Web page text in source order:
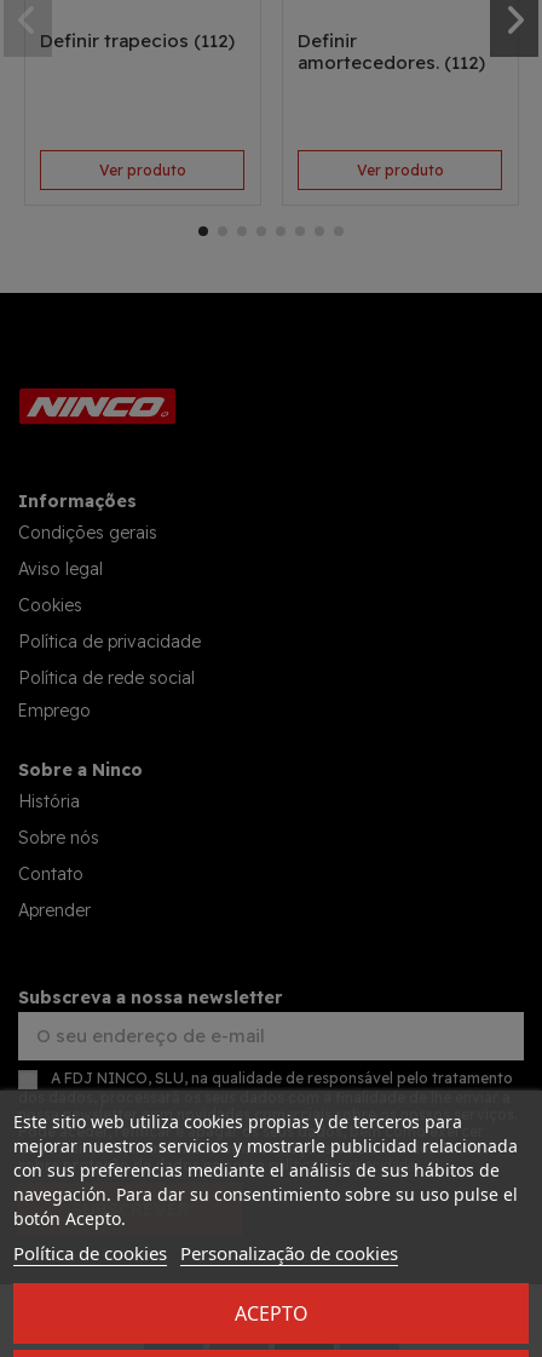
Definir trapecios (112)
Ver produto
Definir
amortecedores. (112)
Ver produto
Informações
Condições gerais
Aviso legal
Cookies
Política de privacidade
Política de rede social
Emprego
Sobre a Ninco
História
Sobre nós
Contato
Aprender
Subscreva a nossa newsletter
A FDJ NINCO, SLU, na qualidade de responsável pelo tratamento
nossa newsletter com novidades comerciais sobre os nossos serviços.
Pode aceder, retificar e apagar os seus dados, bem como exercer
outros direitos, consultando as informações adicionais detalhadas
sobre proteção de dados na nossa política de privacidade
SUBSCREVER
Desarrollado por
Este sitio web utiliza cookies propias y de terceros para
mejorar nuestros servicios y mostrarle publicidad relacionada
con sus preferencias mediante el análisis de sus hábitos de
navegación. Para dar su consentimiento sobre su uso pulse el
botón Acepto.
Política de cookies Personalização de cookies
ACEPTO